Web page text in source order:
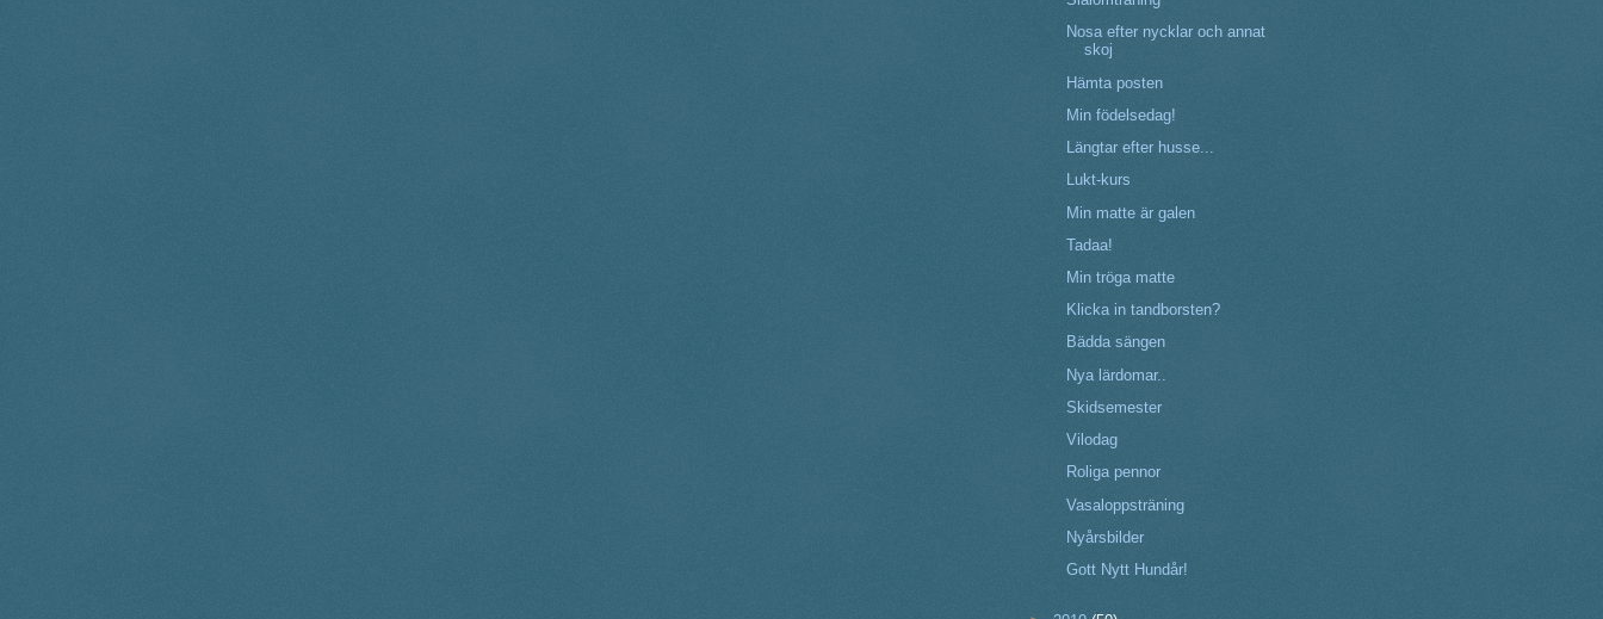
Nosa efter nycklar och annat
skoj
Hämta posten
Min födelsedag!
Längtar efter husse...
Lukt-kurs
Min matte är galen
Tadaa!
Min tröga matte
Klicka in tandborsten?
Bädda sängen
Nya lärdomar..
Skidsemester
Vilodag
Roliga pennor
Vasaloppsträning
Nyårsbilder
Gott Nytt Hundår!